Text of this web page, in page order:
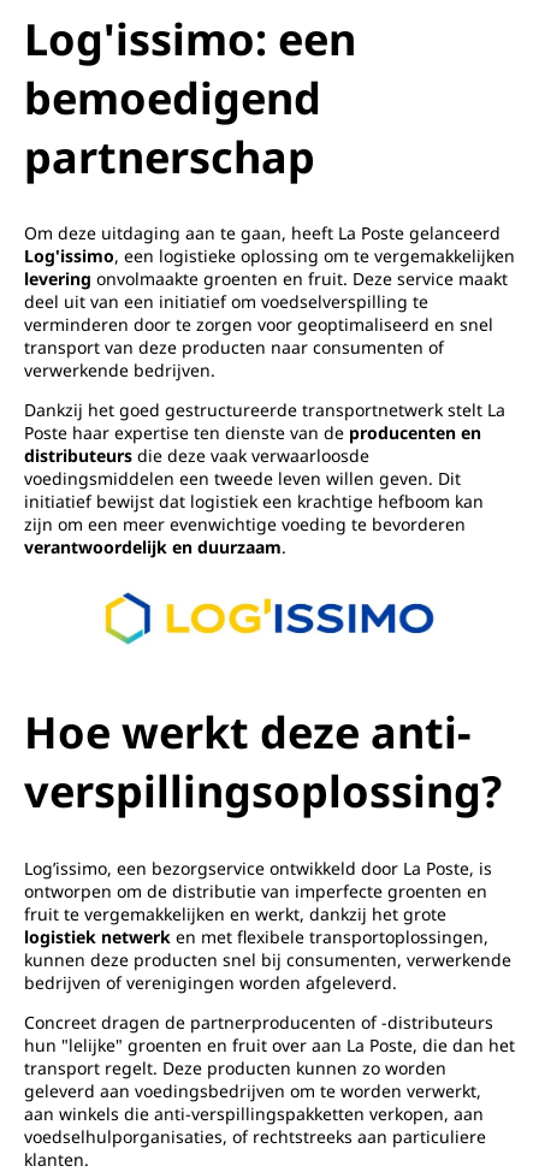
Log'issimo: een
bemoedigend
partnerschap
Om deze uitdaging aan te gaan, heeft La Poste gelanceerd
Log'issimo, een logistieke oplossing om te vergemakkelijken
levering onvolmaakte groenten en fruit. Deze service maakt
deel uit van een initiatief om voedselverspilling te
verminderen door te zorgen voor geoptimaliseerd en snel
transport van deze producten naar consumenten of
verwerkende bedrijven.
Dankzij het goed gestructureerde transportnetwerk stelt La
Poste haar expertise ten dienste van de producenten en
distributeurs die deze vaak verwaarloosde
voedingsmiddelen een tweede leven willen geven. Dit
initiatief bewijst dat logistiek een krachtige hefboom kan
zijn om een meer evenwichtige voeding te bevorderen
verantwoordelijk en duurzaam.
Hoe werkt deze anti-
verspillingsoplossing?
Log’issimo, een bezorgservice ontwikkeld door La Poste, is
ontworpen om de distributie van imperfecte groenten en
fruit te vergemakkelijken en werkt, dankzij het grote
logistiek netwerk en met flexibele transportoplossingen,
kunnen deze producten snel bij consumenten, verwerkende
bedrijven of verenigingen worden afgeleverd.
Concreet dragen de partnerproducenten of -distributeurs
hun "lelijke" groenten en fruit over aan La Poste, die dan het
transport regelt. Deze producten kunnen zo worden
geleverd aan voedingsbedrijven om te worden verwerkt,
aan winkels die anti-verspillingspakketten verkopen, aan
voedselhulporganisaties, of rechtstreeks aan particuliere
klanten.